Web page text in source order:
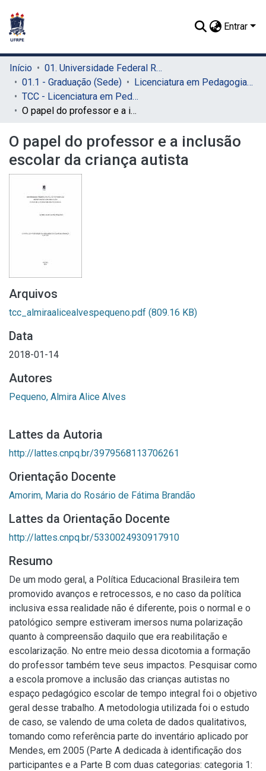
Entrar
Início
01. Universidade Federal Rural de Pernambuco - UFRPE (Sede)
01.1 - Graduação (Sede)
Licenciatura em Pedagogia (Sede)
TCC - Licenciatura em Pedagogia (Sede)
O papel do professor e a inclusão escolar da criança autista
O papel do professor e a inclusão
escolar da criança autista
Arquivos
tcc_almiraalicealvespequeno.pdf (809.16 KB)
Data
2018-01-14
Autores
Pequeno, Almira Alice Alves
Lattes da Autoria
http://lattes.cnpq.br/3979568113706261
Orientação Docente
Amorim, Maria do Rosário de Fátima Brandão
Lattes da Orientação Docente
http://lattes.cnpq.br/5330024930917910
Resumo
De um modo geral, a Política Educacional Brasileira tem
promovido avanços e retrocessos, e no caso da política
inclusiva essa realidade não é diferente, pois o normal e o
patológico sempre estiveram imersos numa polarização
quanto à compreensão daquilo que era reabilitação e
escolarização. No entre meio dessa dicotomia a formação
do professor também teve seus impactos. Pesquisar como
a escola promove a inclusão das crianças autistas no
espaço pedagógico escolar de tempo integral foi o objetivo
geral desse trabalho. A metodologia utilizada foi o estudo
de caso, se valendo de uma coleta de dados qualitativos,
tomando como referência parte do inventário aplicado por
Mendes, em 2005 (Parte A dedicada à identificação dos
participantes e a Parte B com duas categorias: categoria 1: